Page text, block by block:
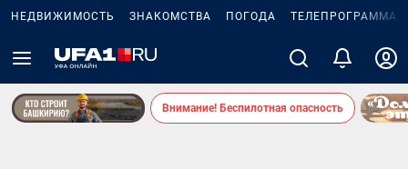
НЕДВИЖИМОСТЬ ЗНАКОМСТВА ПОГОДА ТЕЛЕПРОГРАММА
Внимание! Беспилотная опасность